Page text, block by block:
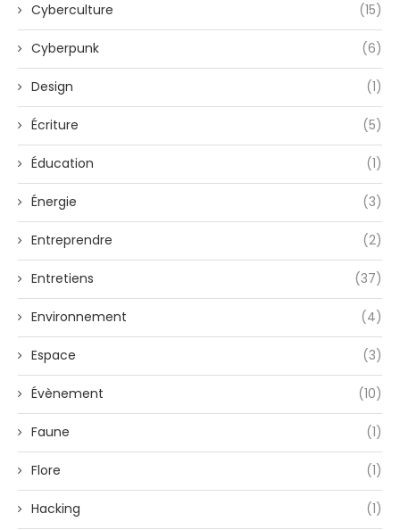
Cyberculture (15)
Cyberpunk (6)
Design (1)
Écriture (5)
Éducation (1)
Énergie (3)
Entreprendre (2)
Entretiens (37)
Environnement (4)
Espace (3)
Évènement (10)
Faune (1)
Flore (1)
Hacking (1)